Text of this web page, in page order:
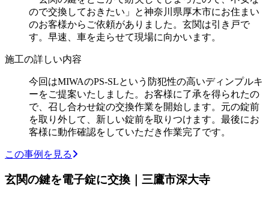
ので交換しておきたい」と神奈川県厚木市にお住まい
のお客様からご依頼がありました。玄関は引き戸で
す。早速、車を走らせて現場に向かいます。
施工の詳しい内容
今回はMIWAのPS-SLという防犯性の高いディンプルキ
ーをご提案いたしました。お客様に了承を得られたの
で、召し合わせ錠の交換作業を開始します。元の錠前
を取り外して、新しい錠前を取りつけます。最後にお
客様に動作確認をしていただき作業完了です。
この事例を見る
玄関の鍵を電子錠に交換｜三鷹市深大寺